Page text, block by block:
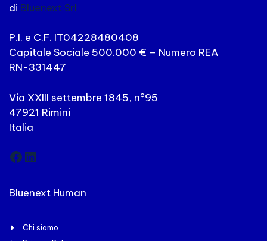
di Bluenext Srl
P.I. e C.F. IT04228480408
Capitale Sociale 500.000 € – Numero REA
RN-331447
Via XXIII settembre 1845, n°95
47921 Rimini
Italia
Facebook
LinkedIn
Bluenext Human
Chi siamo